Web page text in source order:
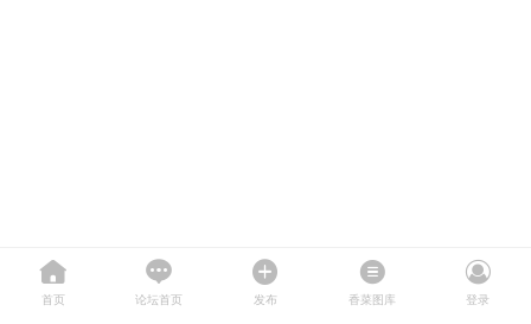
首页 论坛首页 发布 香菜图库 登录